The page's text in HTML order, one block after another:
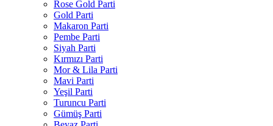
Rose Gold Parti
Gold Parti
Makaron Parti
Pembe Parti
Siyah Parti
Kırmızı Parti
Mor & Lila Parti
Mavi Parti
Yeşil Parti
Turuncu Parti
Gümüş Parti